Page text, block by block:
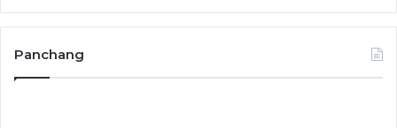
Panchang